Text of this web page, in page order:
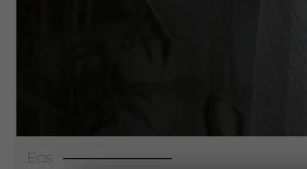
Eos